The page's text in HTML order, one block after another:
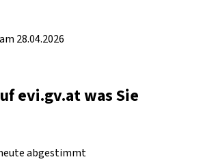
28.04.2026
evi.gv.at was Sie
abgestimmt